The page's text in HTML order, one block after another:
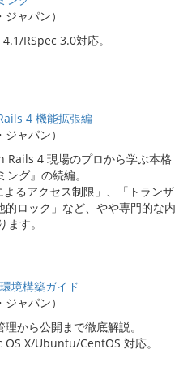
ジャパン）
RSpec 3.0対応。
4 機能拡張編
ジャパン）
Rails 4 現場のプロから学ぶ本格
グ』の続編。
よるアクセス制限」、「トランザ
的ロック」など、やや専門的な内
ます。
境構築ガイド
ジャパン）
から公開まで徹底解説。
X/Ubuntu/CentOS 対応。